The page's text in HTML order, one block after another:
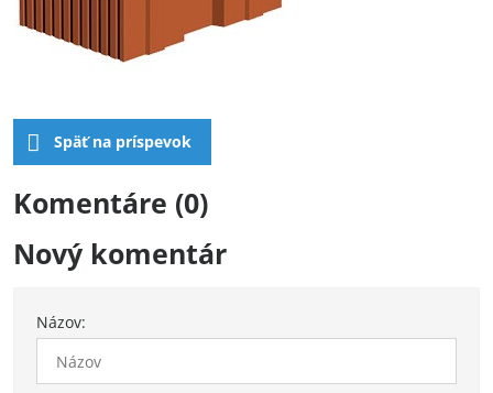
Späť na príspevok
Komentáre (0)
Nový komentár
Názov: